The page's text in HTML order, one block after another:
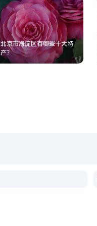
北京市海淀区有哪些十大特
产？